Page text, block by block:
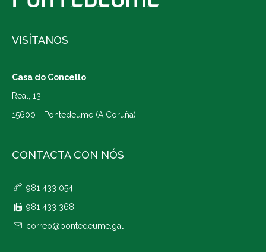
VISÍTANOS
Casa do Concello
Real, 13
15600 - Pontedeume (A Coruña)
CONTACTA CON NÓS
981 433 054
981 433 368
correo@pontedeume.gal